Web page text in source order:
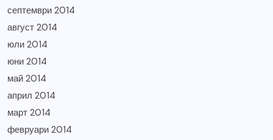
септември 2014
август 2014
юли 2014
юни 2014
май 2014
април 2014
март 2014
февруари 2014